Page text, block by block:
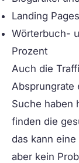
Landing
Wörterbuch-
Prozent
Auch die
Absprungrate
Suche haben
finden die
das kann
aber kein